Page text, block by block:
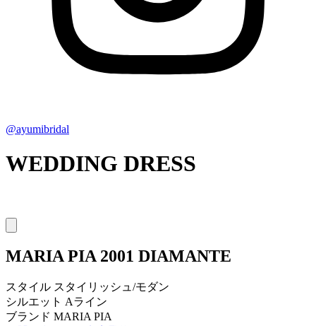
@ayumibridal
WEDDING DRESS
MARIA PIA 2001 DIAMANTE
スタイル スタイリッシュ/モダン
シルエット Aライン
ブランド MARIA PIA